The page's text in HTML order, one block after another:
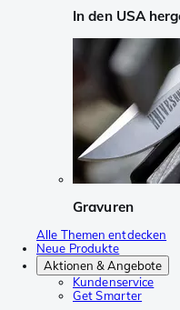
In den USA
Gravuren
Alle Themen entdecken
Neue Produkte
Aktionen & Angebote
Kundenservice
Get Smarter